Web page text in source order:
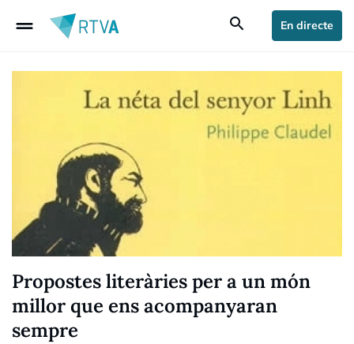
drag_handle search En directe
Propostes literàries per a un món
millor que ens acompanyaran
sempre